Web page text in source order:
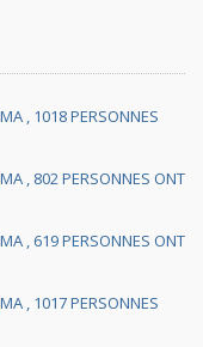
, 1018 PERSONNES
, 802 PERSONNES ONT
, 619 PERSONNES ONT
, 1017 PERSONNES